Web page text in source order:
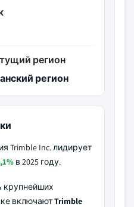
регион
регион
Trimble Inc. лидирует
в 2025 году.
крупнейших
включаютTrimble